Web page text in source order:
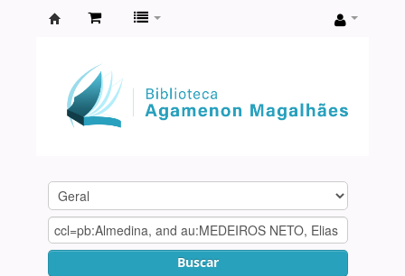
Agamenon
Magalhães
Buscar